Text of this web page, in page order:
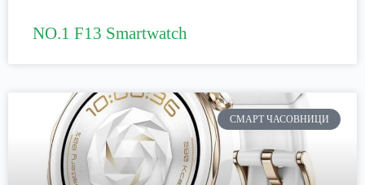
NO.1 F13 Smartwatch
СМАРТ ЧАСОВНИЦИ